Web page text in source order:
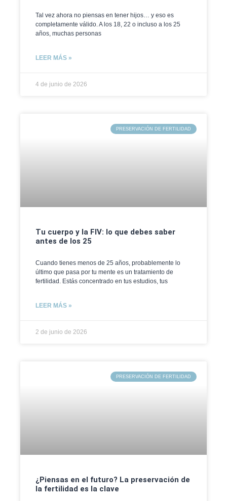
Tal vez ahora no piensas en tener hijos… y eso es
completamente válido. A los 18, 22 o incluso a los 25
años, muchas personas
LEER MÁS »
4 de junio de 2026
PRESERVACIÓN DE FERTILIDAD
Tu cuerpo y la FIV: lo que debes saber
antes de los 25
Cuando tienes menos de 25 años, probablemente lo
último que pasa por tu mente es un tratamiento de
fertilidad. Estás concentrado en tus estudios, tus
LEER MÁS »
2 de junio de 2026
PRESERVACIÓN DE FERTILIDAD
¿Piensas en el futuro? La preservación de
la fertilidad es la clave